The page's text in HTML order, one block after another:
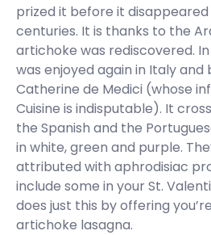
prized it before it
centuries. It is thanks to the
artichoke was rediscovered.
was enjoyed again in Italy
Catherine de Medici (whose
Cuisine is indisputable). It
the Spanish and the
in white, green and purple.
attributed with aphrodisiac
include some in your St.
does just this by offering
artichoke lasagna.